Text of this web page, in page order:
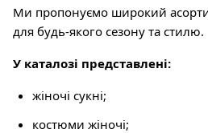
Ми пропонуємо широкий
для будь-якого сезону та стилю.
У каталозі представлені:
жіночі сукні;
костюми жіночі;